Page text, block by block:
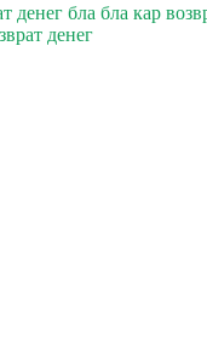
денег бла бла кар
денег